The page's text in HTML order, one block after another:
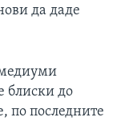
да даде
медиуми
блиски до
по последните